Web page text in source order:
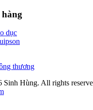
dục
Hùng. All rights